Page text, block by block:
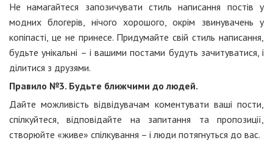
Не намагайтеся запозичувати стиль написання постів у
модних блогерів, нічого хорошого, окрім звинувачень у
копіпасті, це не принесе. Придумайте свій стиль написання,
будьте унікальні – і вашими постами будуть зачитуватися, і
ділитися з друзями.
Правило №3. Будьте ближчими до людей.
Дайте можливість відвідувачам коментувати ваші пости,
спілкуйтеся, відповідайте на запитання та пропозиції,
створюйте «живе» спілкування – і люди потягнуться до вас.